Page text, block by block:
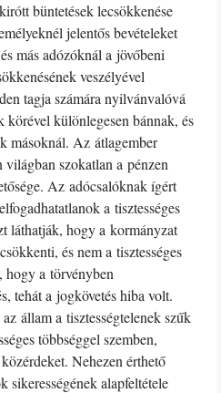
büntetések lecsökkenése
jelentős bevételeket
más adózóknál a jövőbeni
veszélyével
tagja számára nyilvánvalóvá
különlegesen bánnak, és
másoknál. Az átlagember
szokatlan a pénzen
Az adócsalóknak ígért
a tisztességes
láthatják, hogy a kormányzat
és nem a tisztességes
a törvényben
tehát a jogkövetés hiba volt.
állam a tisztességtelenek szűk
többséggel szemben,
Nehezen érthető
sikerességének alapfeltétele